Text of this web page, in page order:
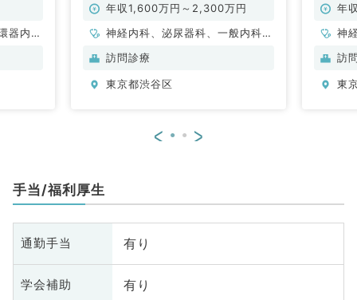
器内
年収1,600万円～2,300万円
神経内科、泌尿器科、一般内科、
循環器内科、呼吸器内科、消化器
訪問診療
東京都渋谷区
勤）年
神
科
訪
東
< >
手当/福利厚生
通勤手当 有り
学会補助 有り